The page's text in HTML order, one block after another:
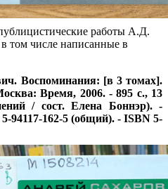
работы А.Д.
том числе написанные в
Воспоминания: [в 3 томах].
Время, 2006. - 895 с., 13
/ сост. Елена Боннэр). -
94117-162-5 (общий). - ISBN 5-